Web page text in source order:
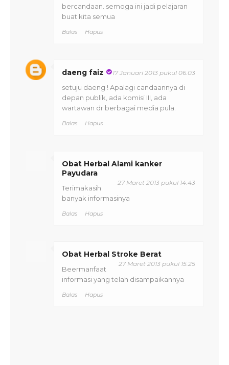
bercandaan. semoga ini jadi pelajaran
buat kita semua
Balas Hapus
daeng faiz 17 Januari 2013 pukul 06.03
setuju daeng ! Apalagi candaannya di
depan publik, ada komisi III, ada
wartawan dr berbagai media pula.
Balas Hapus
Obat Herbal Alami kanker
Payudara
27 Maret 2013 pukul 14.43
Terimakasih
banyak informasinya
Balas Hapus
Obat Herbal Stroke Berat
27 Maret 2013 pukul 15.25
Beermanfaat
informasi yang telah disampaikannya
Balas Hapus